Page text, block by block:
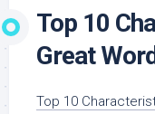
Top 10
Great
Top 10